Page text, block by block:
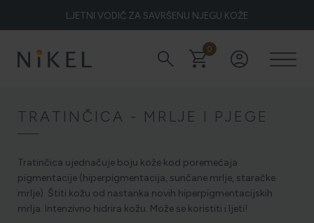
LJETNI VODIČ ZA SAVRŠENU NJEGU KOŽE
NIKEL HEROJ PRIRODE
search shopping_cart0 account_circle
TRATINČICA - MRLJE I PJEGE
Tratinčica ujednačuje boju kože kod poremećaja
pigmentacije (hiperpigmentacija, sunčane mrlje, staračke
mrlje). Štiti kožu od nastanka novih hiperpigmentacijskih
mrlja. Intenzivno hidrira kožu. Može se koristiti i ljeti!